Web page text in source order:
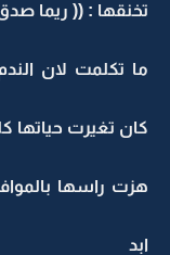
تخنقها : (( ريما
ما تكلمت لان
كان تغيرت حياتها
هزت راسها
ابد